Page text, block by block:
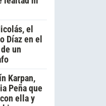
el
Díaz en el
un
Karpan,
Peña que
ella y